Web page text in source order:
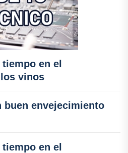
en el
vinos
buen envejecimiento
en el